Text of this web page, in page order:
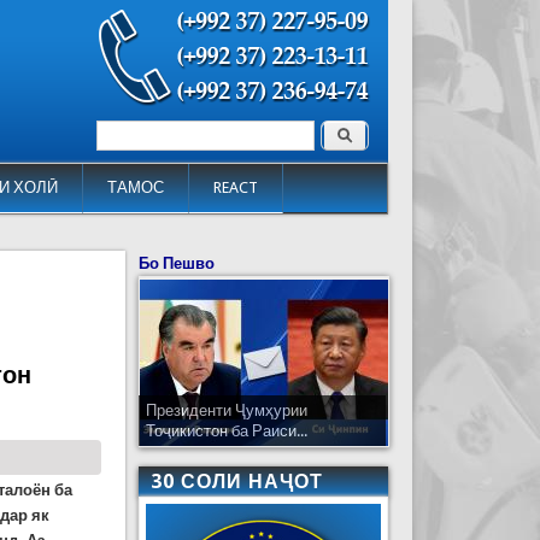
ХОЛӢ ТАМОС REACT
Форма поиска Поиск
ба
як
Бо Пешво
Президенти Ҷумҳурии
Тоҷикистон ба Раиси...
30 СОЛИ НАҶОТ